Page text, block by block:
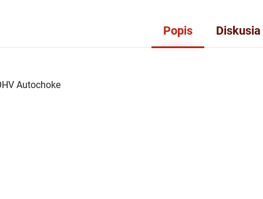
Popis Diskusia
Autochoke